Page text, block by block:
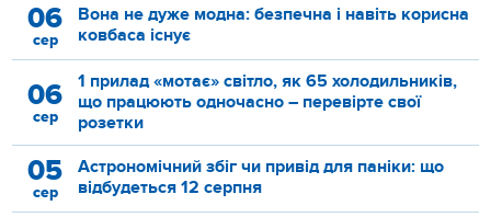
06
сер
Вона не дуже модна: безпечна і навіть корисна
ковбаса існує
06
сер
1 прилад «мотає» світло, як 65 холодильників,
що працюють одночасно – перевірте свої
розетки
05
сер
Астрономічний збіг чи привід для паніки: що
відбудеться 12 серпня